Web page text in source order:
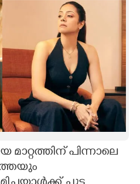
മാറ്റത്തിന് പിന്നാലെ